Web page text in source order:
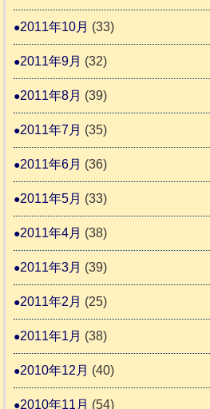
2011年10月 (33)
2011年9月 (32)
2011年8月 (39)
2011年7月 (35)
2011年6月 (36)
2011年5月 (33)
2011年4月 (38)
2011年3月 (39)
2011年2月 (25)
2011年1月 (38)
2010年12月 (40)
2010年11月 (54)